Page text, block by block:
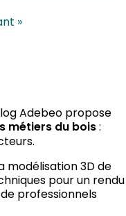
»
Adebeo propose
métiers du bois:
modélisation 3D de
pour un rendu
professionnels